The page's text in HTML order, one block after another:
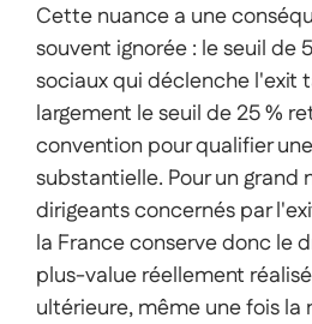
Cette nuance a une
souvent ignorée : le seuil de
sociaux qui déclenche l'exit
largement le seuil de 25 %
convention pour qualifier
substantielle. Pour un grand
dirigeants concernés par
la France conserve donc le
plus-value réellement
ultérieure, même une fois la